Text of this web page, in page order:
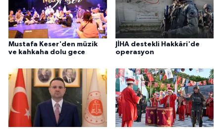
Mustafa Keser'den müzik
ve kahkaha dolu gece
JİHA destekli Hakkâri'de
operasyon